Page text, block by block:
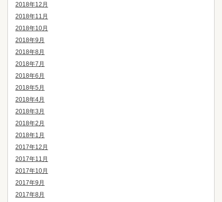
2018年12月
2018年11月
2018年10月
2018年9月
2018年8月
2018年7月
2018年6月
2018年5月
2018年4月
2018年3月
2018年2月
2018年1月
2017年12月
2017年11月
2017年10月
2017年9月
2017年8月